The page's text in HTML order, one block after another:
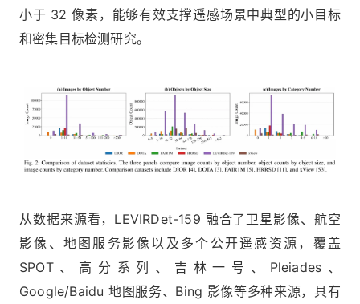
小于 32 像素，能够有效支撑遥感场景中典型的小目标
和密集目标检测研究。
从数据来源看，LEVIRDet-159 融合了卫星影像、航空
影像、地图服务影像以及多个公开遥感资源，覆盖
SPOT、高分系列、吉林一号、Pleiades、
Google/Baidu 地图服务、Bing 影像等多种来源，具有